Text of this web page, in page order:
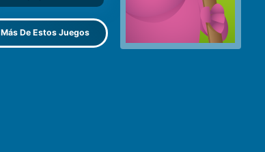
Más De Estos Juegos